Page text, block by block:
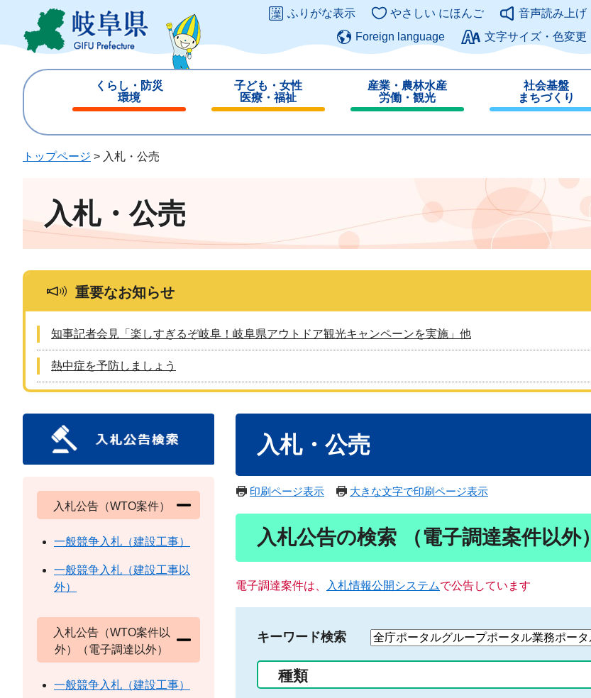
ジ
ュ
このページの本文へ
ふりがな表示 やさしい にほんご
音声読み上げ
Foreign language
文字サイズ・色変更
くらし・防災
環境
じ
子ども・女性
医療・福祉
じ
産業・農林水産
労働・観光
じ
社会基盤
まちづくり
じ
トップページ > 入札・公売
入札・公売
重要なお知らせ
知事記者会見「楽しすぎるぞ岐阜！岐阜県アウトドア観光キャンペーンを実施」他
熱中症を予防しましょう
入札・公売
印刷ページ表示 大きな文字で印刷ページ表示
入札公告の検索 （電子調達案件以外）
電子調達案件は、 入札情報公開システムで公告しています
キーワード検索
検
る
種類
入札公告（WTO案件）
一般競争入札（建設工事）
一般競争入札（建設工事以
外）
入札公告（WTO案件以
外）（電子調達以外）
一般競争入札（建設工事）